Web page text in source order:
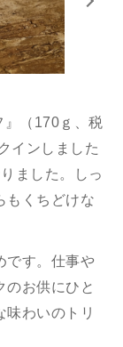
』（170ｇ、税
インしました
ました。しっ
もくちどけな
です。仕事や
のお供にひと
味わいのトリ